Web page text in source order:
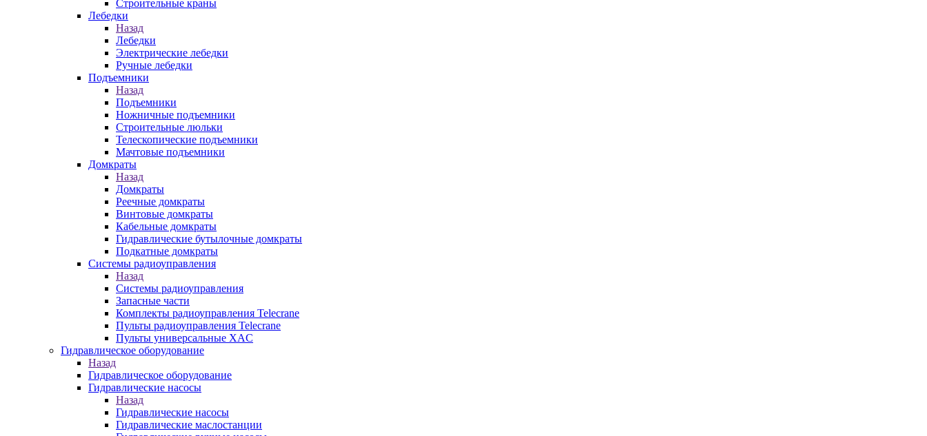
Строительные краны
Лебедки
Назад
Лебедки
Электрические лебедки
Ручные лебедки
Подъемники
Назад
Подъемники
Ножничные подъемники
Строительные люльки
Телескопические подъемники
Мачтовые подъемники
Домкраты
Назад
Домкраты
Реечные домкраты
Винтовые домкраты
Кабельные домкраты
Гидравлические бутылочные домкраты
Подкатные домкраты
Системы радиоуправления
Назад
Системы радиоуправления
Запасные части
Комплекты радиоуправления Telecrane
Пульты радиоуправления Telecrane
Пульты универсальные XAC
Гидравлическое оборудование
Назад
Гидравлическое оборудование
Гидравлические насосы
Назад
Гидравлические насосы
Гидравлические маслостанции